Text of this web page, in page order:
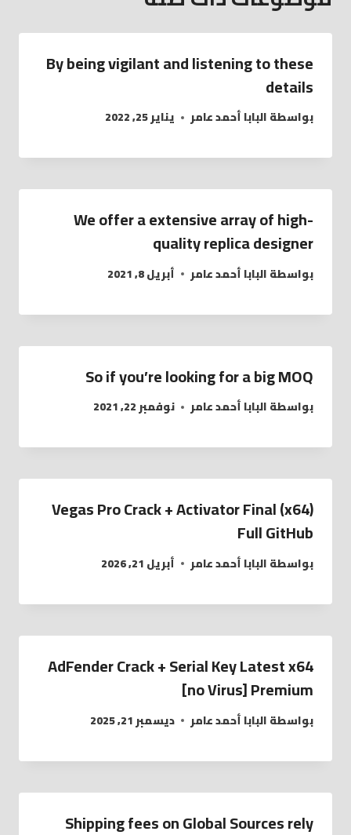
By being vigilant and listening to these
details
بواسطةالبابا أحمد عامر يناير 25, 2022
We offer a extensive array of high-
quality replica designer
بواسطةالبابا أحمد عامر أبريل 8, 2021
So if you’re looking for a big MOQ
بواسطةالبابا أحمد عامر نوفمبر 22, 2021
Vegas Pro Crack + Activator Final (x64)
Full GitHub
بواسطةالبابا أحمد عامر أبريل 21, 2026
AdFender Crack + Serial Key Latest x64
[no Virus] Premium
بواسطةالبابا أحمد عامر ديسمبر 21, 2025
Shipping fees on Global Sources rely